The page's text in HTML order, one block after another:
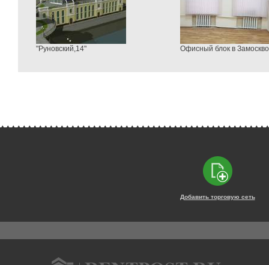
"Руновский,14" Офисный блок в
Добавить торговую сеть